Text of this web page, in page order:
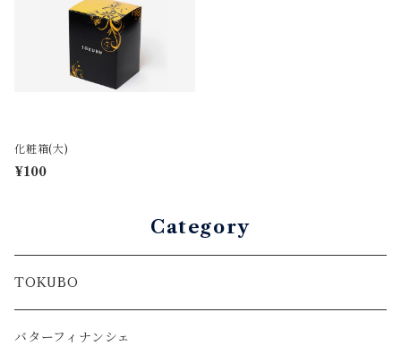
化粧箱(大)
¥100
Category
TOKUBO
バターフィナンシェ